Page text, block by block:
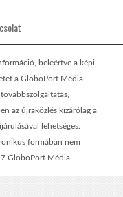
beleértve a képi,
a GloboPort Média
az újraközlés kizárólag a
lehetséges.
formában nem
GloboPort Média